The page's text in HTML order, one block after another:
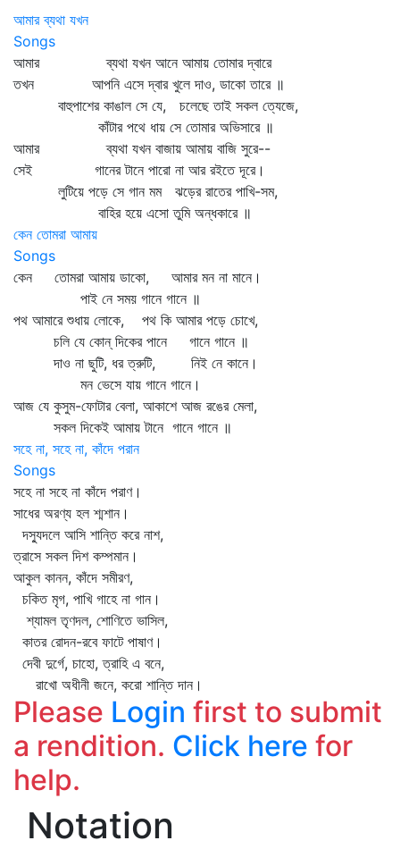
আমার ব্যথা যখন
Songs
আমার ব্যথা যখন আনে আমায় তোমার দ্বারে
তখন আপনি এসে দ্বার খুলে দাও, ডাকো তারে ॥
বাহুপাশের কাঙাল সে যে, চলেছে তাই সকল ত্যেজে,
কাঁটার পথে ধায় সে তোমার অভিসারে ॥
আমার ব্যথা যখন বাজায় আমায় বাজি সুরে--
সেই গানের টানে পারো না আর রইতে দূরে।
লুটিয়ে পড়ে সে গান মম ঝড়ের রাতের পাখি-সম,
বাহির হয়ে এসো তুমি অন্ধকারে ॥
কেন তোমরা আমায়
Songs
কেন তোমরা আমায় ডাকো, আমার মন না মানে।
পাই নে সময় গানে গানে ॥
পথ আমারে শুধায় লোকে, পথ কি আমার পড়ে চোখে,
চলি যে কোন্‌ দিকের পানে গানে গানে ॥
দাও না ছুটি, ধর ত্রুটি, নিই নে কানে।
মন ভেসে যায় গানে গানে।
আজ যে কুসুম-ফোটার বেলা, আকাশে আজ রঙের মেলা,
সকল দিকেই আমায় টানে গানে গানে ॥
সহে না, সহে না, কাঁদে পরান
Songs
সহে না সহে না কাঁদে পরাণ।
সাধের অরণ্য হল শ্মশান।
দস্যুদলে আসি শান্তি করে নাশ,
ত্রাসে সকল দিশ কম্পমান।
আকুল কানন, কাঁদে সমীরণ,
চকিত মৃগ, পাখি গাহে না গান।
শ্যামল তৃণদল, শোণিতে ভাসিল,
কাতর রোদন-রবে ফাটে পাষাণ।
দেবী দুর্গে, চাহো, ত্রাহি এ বনে,
রাখো অধীনী জনে, করো শান্তি দান।
Please Login first to submit
a rendition. Click here for
help.
Notation